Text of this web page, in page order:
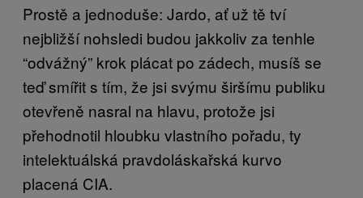
Prostě a jednoduše: Jardo, ať už tě tví
nejbližší nohsledi budou jakkoliv za tenhle
“odvážný” krok plácat po zádech, musíš se
teď smířit s tím, že jsi svýmu širšímu publiku
otevřeně nasral na hlavu, protože jsi
přehodnotil hloubku vlastního pořadu, ty
intelektuálská pravdoláskařská kurvo
placená CIA.